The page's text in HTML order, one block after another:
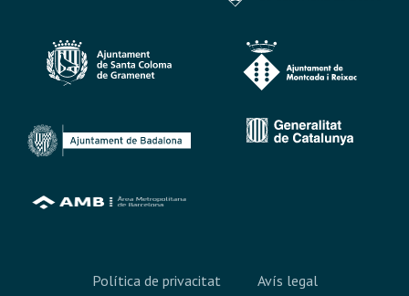
Política de privacitat Avís legal